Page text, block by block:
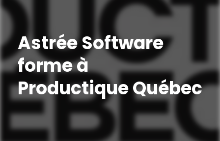
Astrée Software
forme à
Productique Québec